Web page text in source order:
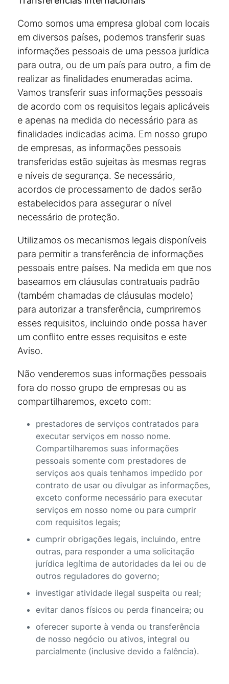
Como somos uma empresa global com locais
em diversos países, podemos transferir suas
informações pessoais de uma pessoa jurídica
para outra, ou de um país para outro, a fim de
realizar as finalidades enumeradas acima.
Vamos transferir suas informações pessoais
de acordo com os requisitos legais aplicáveis
e apenas na medida do necessário para as
finalidades indicadas acima. Em nosso grupo
de empresas, as informações pessoais
transferidas estão sujeitas às mesmas regras
e níveis de segurança. Se necessário,
acordos de processamento de dados serão
estabelecidos para assegurar o nível
necessário de proteção.
Utilizamos os mecanismos legais disponíveis
para permitir a transferência de informações
pessoais entre países. Na medida em que nos
baseamos em cláusulas contratuais padrão
(também chamadas de cláusulas modelo)
para autorizar a transferência, cumpriremos
esses requisitos, incluindo onde possa haver
um conflito entre esses requisitos e este
Aviso.
Não venderemos suas informações pessoais
fora do nosso grupo de empresas ou as
compartilharemos, exceto com:
prestadores de serviços contratados para
executar serviços em nosso nome.
Compartilharemos suas informações
pessoais somente com prestadores de
serviços aos quais tenhamos impedido por
contrato de usar ou divulgar as informações,
exceto conforme necessário para executar
serviços em nosso nome ou para cumprir
com requisitos legais;
cumprir obrigações legais, incluindo, entre
outras, para responder a uma solicitação
jurídica legítima de autoridades da lei ou de
outros reguladores do governo;
investigar atividade ilegal suspeita ou real;
evitar danos físicos ou perda financeira; ou
oferecer suporte à venda ou transferência
de nosso negócio ou ativos, integral ou
parcialmente (inclusive devido a falência).